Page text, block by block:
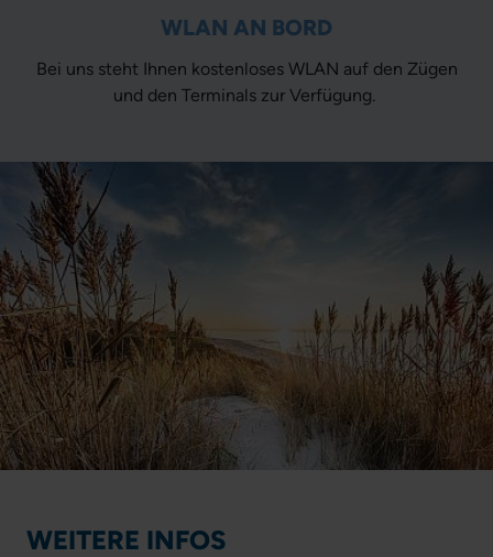
WLAN AN BORD
Bei uns steht Ihnen kostenloses WLAN auf den Zügen
und den Terminals zur Verfügung.
WEITERE INFOS